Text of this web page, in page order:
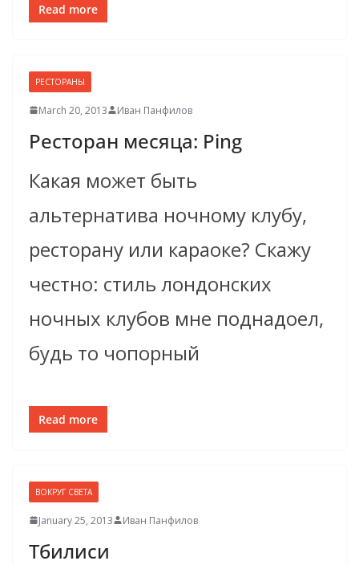
Read more
РЕСТОРАНЫ
March 20, 2013 Иван Панфилов
Ресторан месяца: Ping
Какая может быть
альтернатива ночному клубу,
ресторану или караоке? Скажу
честно: стиль лондонских
ночных клубов мне поднадоел,
будь то чопорный
Read more
ВОКРУГ СВЕТА
January 25, 2013 Иван Панфилов
Тбилиси